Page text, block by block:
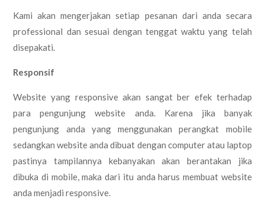
Kami akan mengerjakan setiap pesanan dari anda secara
professional dan sesuai dengan tenggat waktu yang telah
disepakati.
Responsif
Website yang responsive akan sangat ber efek terhadap
para pengunjung website anda. Karena jika banyak
pengunjung anda yang menggunakan perangkat mobile
sedangkan website anda dibuat dengan computer atau laptop
pastinya tampilannya kebanyakan akan berantakan jika
dibuka di mobile, maka dari itu anda harus membuat website
anda menjadi responsive.